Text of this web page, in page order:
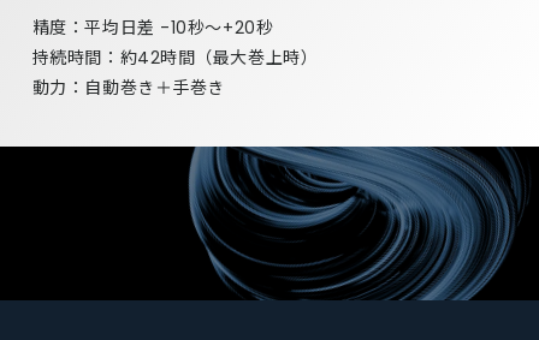
精度：平均日差 -10秒～+20秒
持続時間：約42時間（最大巻上時）
動力：自動巻き＋手巻き